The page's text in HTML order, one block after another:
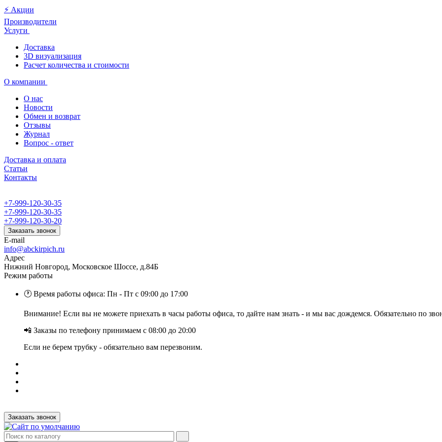
⚡️ Акции
Производители
Услуги
Доставка
3D визуализация
Расчет количества и стоимости
О компании
О нас
Новости
Обмен и возврат
Отзывы
Журнал
Вопрос - ответ
Доставка и оплата
Статьи
Контакты
+7-999-120-30-35
+7-999-120-30-35
+7-999-120-30-20
Заказать звонок
E-mail
info@abckirpich.ru
Адрес
Нижний Новгород, Московское Шоссе, д.84Б
Режим работы
🕐 Время работы офиса: Пн - Пт с 09:00 до 17:00
Внимание! Если вы не можете приехать в часы работы офиса, то дайте нам знать - и мы вас дождемся. Обязательно по
📲 Заказы по телефону принимаем с 08:00 до 20:00
Если не берем трубку - обязательно вам перезвоним.
Заказать звонок